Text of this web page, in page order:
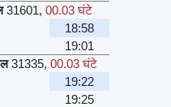
31601, 00.03 घंटे
18:58
19:01
31335, 00.03 घंटे
19:22
19:25